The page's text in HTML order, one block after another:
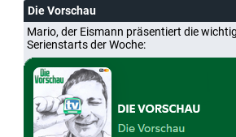
Die Vorschau
Mario, der Eismann präsentiert die
Serienstarts der Woche: